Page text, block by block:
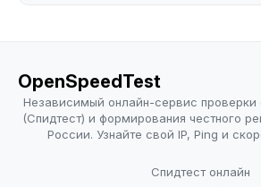
OpenSpeedTest
Независимый онлайн-сервис проверки
(Спидтест) и формирования честного
России. Узнайте свой IP, Ping и
Спидтест онлайн